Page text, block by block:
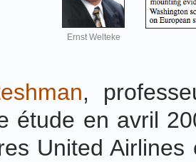
Ernst Welteke
,
étude en avril
United